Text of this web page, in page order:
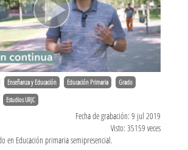
Enseñanza y Educación Educación Primaria Grado
Estudios URJC
Fecha de grabación: 9 jul 2019
Visto: 35159 veces
en Educación primaria semipresencial.